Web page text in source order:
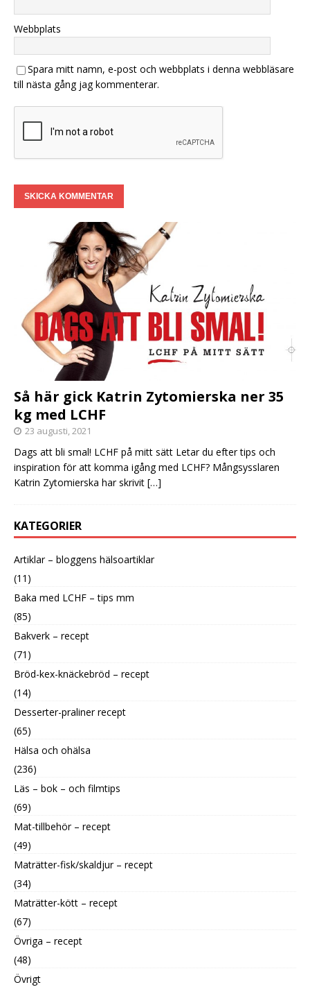
Webbplats
Spara mitt namn, e-post och webbplats i denna webbläsare
till nästa gång jag kommenterar.
Så här gick Katrin Zytomierska ner 35
kg med LCHF
23 augusti, 2021
Dags att bli smal! LCHF på mitt sätt Letar du efter tips och
inspiration för att komma igång med LCHF? Mångsysslaren
Katrin Zytomierska har skrivit […]
KATEGORIER
Artiklar – bloggens hälsoartiklar
(11)
Baka med LCHF – tips mm
(85)
Bakverk – recept
(71)
Bröd-kex-knäckebröd – recept
(14)
Desserter-praliner recept
(65)
Hälsa och ohälsa
(236)
Läs – bok – och filmtips
(69)
Mat-tillbehör – recept
(49)
Maträtter-fisk/skaldjur – recept
(34)
Maträtter-kött – recept
(67)
Övriga – recept
(48)
Övrigt